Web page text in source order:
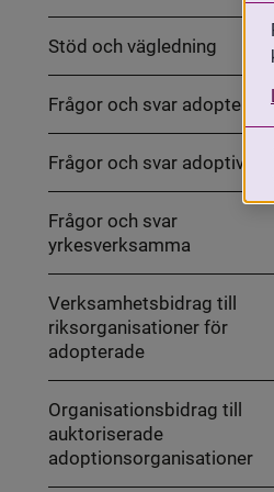
Stöd och vägledning
Frågor och svar
Frågor och svar
Frågor och svar
yrkesverksamma
Verksamhetsbidrag till
riksorganisationer för
adopterade
Organisationsbidrag till
auktoriserade
adoptionsorganisationer